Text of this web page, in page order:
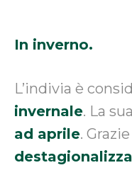
In inverno.
L’indivia è
invernale. La
ad aprile.